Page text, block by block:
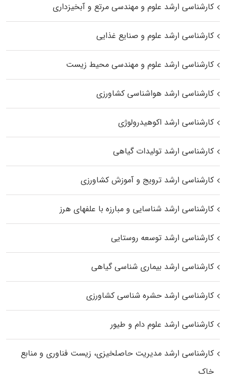
کارشناسی ارشد علوم و مهندسی مرتع و آبخیزداری
کارشناسی ارشد علوم و صنایع غذایی
کارشناسی ارشد علوم و مهندسی محیط زیست
کارشناسی ارشد هواشناسی کشاورزی
کارشناسی ارشد اکوهیدرولوژی
کارشناسی ارشد تولیدات گیاهی
کارشناسی ارشد ترویج و آموزش کشاورزی
کارشناسی ارشد شناسایی و مبارزه با علفهای هرز
کارشناسی ارشد توسعه روستایی
کارشناسی ارشد بیماری‌ شناسی گیاهی
کارشناسی ارشد حشره‌ شناسی کشاورزی
کارشناسی ارشد علوم دام و طیور
کارشناسی ارشد مدیریت حاصلخیزی، زیست فناوری و منابع
خاک